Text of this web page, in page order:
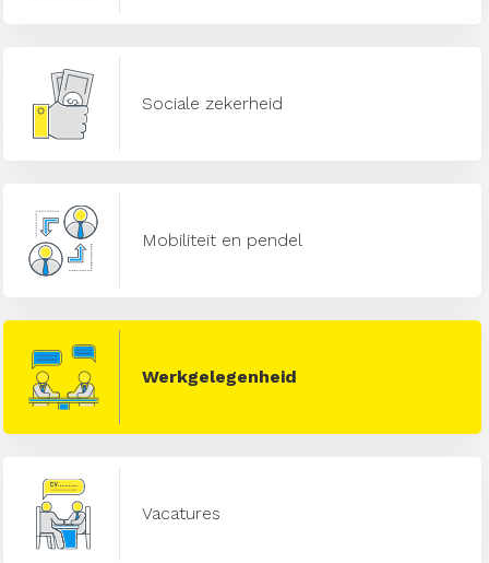
Sociale zekerheid
Mobiliteit en pendel
Werkgelegenheid
Vacatures